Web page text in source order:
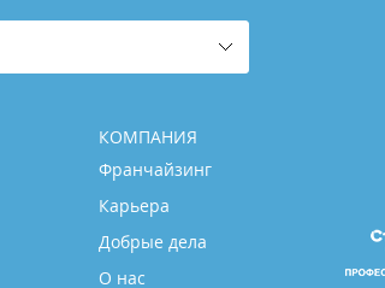
КОМПАНИЯ
Франчайзинг
Карьера
Добрые дела
О нас